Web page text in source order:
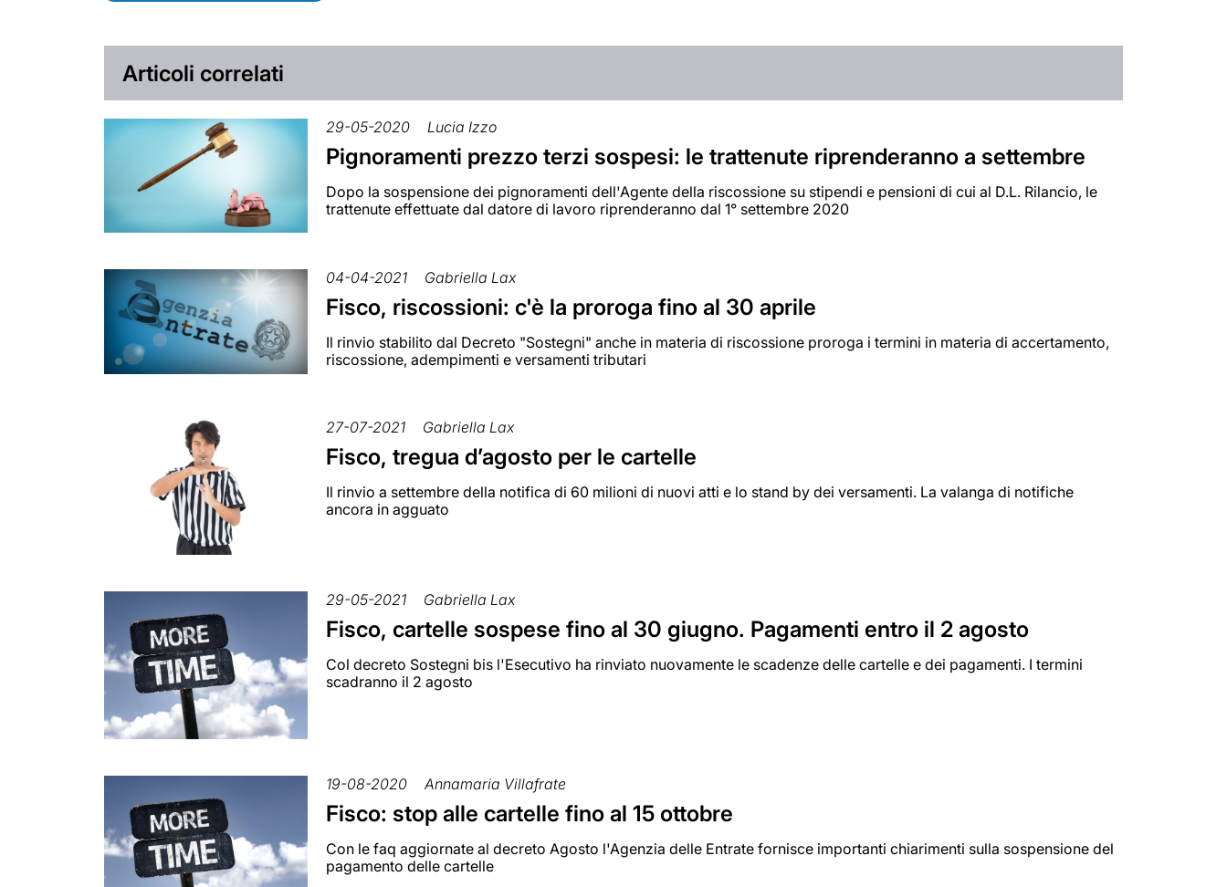
Articoli correlati
29-05-2020 Lucia Izzo
Pignoramenti prezzo terzi sospesi: le trattenute riprenderanno a settembre
Dopo la sospensione dei pignoramenti dell'Agente della riscossione su stipendi e pensioni di cui al D.L. Rilancio, le
trattenute effettuate dal datore di lavoro riprenderanno dal 1° settembre 2020
04-04-2021 Gabriella Lax
Fisco, riscossioni: c'è la proroga fino al 30 aprile
Il rinvio stabilito dal Decreto "Sostegni" anche in materia di riscossione proroga i termini in materia di accertamento,
riscossione, adempimenti e versamenti tributari
27-07-2021 Gabriella Lax
Fisco, tregua d’agosto per le cartelle
Il rinvio a settembre della notifica di 60 milioni di nuovi atti e lo stand by dei versamenti. La valanga di notifiche
ancora in agguato
29-05-2021 Gabriella Lax
Fisco, cartelle sospese fino al 30 giugno. Pagamenti entro il 2 agosto
Col decreto Sostegni bis l'Esecutivo ha rinviato nuovamente le scadenze delle cartelle e dei pagamenti. I termini
scadranno il 2 agosto
19-08-2020 Annamaria Villafrate
Fisco: stop alle cartelle fino al 15 ottobre
Con le faq aggiornate al decreto Agosto l'Agenzia delle Entrate fornisce importanti chiarimenti sulla sospensione del
pagamento delle cartelle